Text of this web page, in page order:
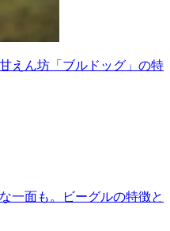
えん坊「ブルドッグ」の特
一面も。ビーグルの特徴と